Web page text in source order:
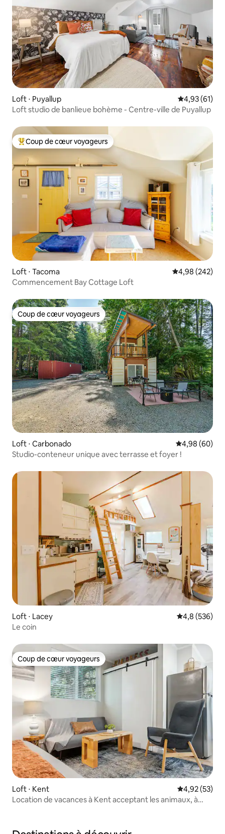
Loft ⋅ Puyallup Évaluation
4,93 (61)
Loft studio de banlieue bohème - Centre-ville de Puyallup
Coups de cœur voyageurs les plus appréciés
Coup de cœur voyageurs
Loft ⋅ Tacoma Évaluation
4,98 (242)
Commencement Bay Cottage Loft
Coup de cœur voyageurs
Coup de cœur voyageurs
Loft ⋅ Carbonado Évaluation
4,98 (60)
Studio-conteneur unique avec terrasse et foyer !
Loft ⋅ Lacey Évaluation
4,8 (536)
Le coin
Coup de cœur voyageurs
Coup de cœur voyageurs
Loft ⋅ Kent Évaluation
4,92 (53)
Location de vacances à Kent acceptant les animaux, à